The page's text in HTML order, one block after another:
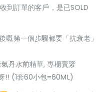
到訂單的客戶，是已SOLD
嘅第一個步驟都要「抗衰老」
丹水前精華, 專櫃賣緊
!! (1套60小包=60ML)